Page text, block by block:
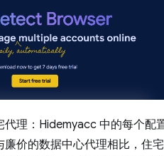
理：Hidemyacc 中的每个配
价的数据中心代理相比，住